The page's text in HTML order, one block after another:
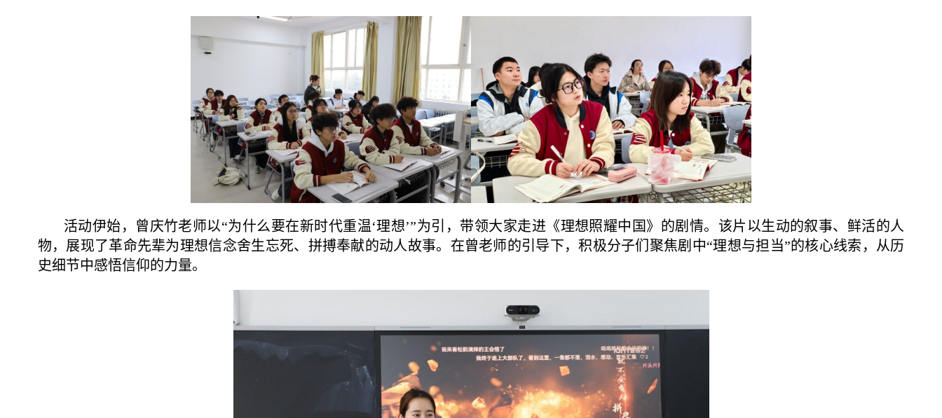
活动伊始，曾庆竹老师以“为什么要在新时代重温‘理想’”为引，带领大家走进《理想照耀中国》的剧情。该片以生动的叙事、鲜活的人
物，展现了革命先辈为理想信念舍生忘死、拼搏奉献的动人故事。在曾老师的引导下，积极分子们聚焦剧中“理想与担当”的核心线索，从历
史细节中感悟信仰的力量。